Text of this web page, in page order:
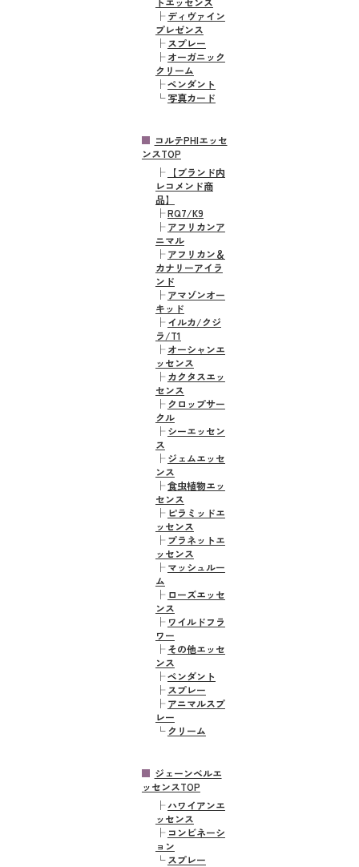
├ ディヴァイン
プレゼンス
├ スプレー
├ オーガニック
クリーム
├ペンダント
└写真カード
コルテPHIエッセ
ンスTOP
├
【ブランド内
レコメンド商
品】
├RQ7/K9
├ アフリカンア
ニマル
├ アフリカン＆
カナリーアイラ
ンド
├ アマゾンオー
キッド
├ イルカ/クジ
ラ/T1
├ オーシャンエ
ッセンス
├ カクタスエッ
センス
├ クロップサー
クル
├ シーエッセン
ス
├ ジェムエッセ
ンス
├食虫植物エッ
センス
├ ピラミッドエ
ッセンス
├ プラネットエ
ッセンス
├ マッシュルー
ム
├ ローズエッセ
ンス
├ ワイルドフラ
ワー
├ その他エッセ
ンス
├ペンダント
├ スプレー
├ アニマルスプ
レー
└ クリーム
ジェーンベルエ
ッセンスTOP
├ハワイアンエ
ッセンス
├ コンビネーシ
ョン
└スプレー